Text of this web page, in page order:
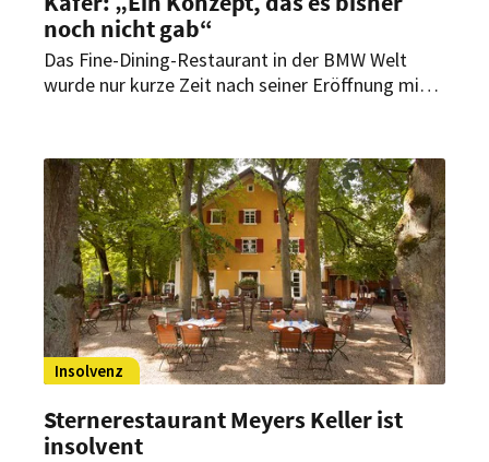
noch nicht gab“
Das Fine-Dining-Restaurant in der BMW Welt
wurde nur kurze Zeit nach seiner Eröffnung mit
Jens Madsen über das Konzept Culinary
Nomadism und die Frage, wie sich Kreativität
und Kontinuität nach einem solchen Erfolg
verbinden lassen.
Insolvenz
Sternerestaurant Meyers Keller ist
insolvent